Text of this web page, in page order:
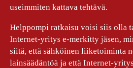
useimmiten kattava tehtävä.
Helppompi ratkaisu voisi siis olla
Internet-yritys e-merkitty jäsen,
siitä, että sähköinen liiketoiminta
lainsäädäntöä ja että Internet-